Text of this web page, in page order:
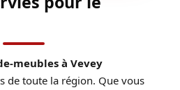
meubles à Vevey
de toute la région. Que vous